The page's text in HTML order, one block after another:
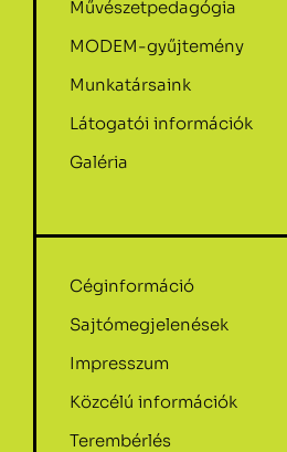
Művészetpedagógia
MODEM-gyűjtemény
Munkatársaink
Látogatói információk
Galéria
Céginformáció
Sajtómegjelenések
Impresszum
Közcélú információk
Terembérlés